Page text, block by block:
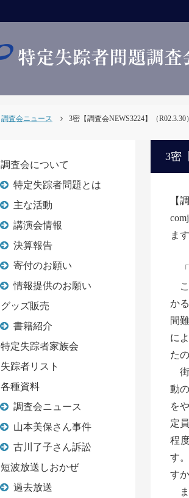
調査会ニュース 3密【調査会NEWS3224】（R02.3.30）
3密
【
ま
「
こ
か
間
に
た
街
動
を
定
程
す
す
ま
調査会について
特定失踪者問題とは
主な活動
講演会情報
決算報告
寄付のお願い
情報提供のお願い
グッズ販売
書籍紹介
特定失踪者家族会
失踪者リスト
各種資料
調査会ニュース
山本美保さん事件
古川了子さん訴訟
短波放送しおかぜ
過去放送